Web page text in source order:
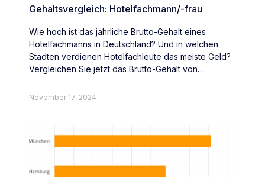
Gehaltsvergleich: Hotelfachmann/-frau
Wie hoch ist das jährliche Brutto-Gehalt eines
Hotelfachmanns in Deutschland? Und in welchen
Städten verdienen Hotelfachleute das meiste Geld?
Vergleichen Sie jetzt das Brutto-Gehalt von
November 17, 2024